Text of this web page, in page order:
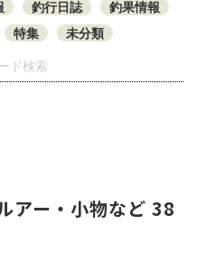
釣行日誌
釣果情報
特集 未分類
アー・小物など 38